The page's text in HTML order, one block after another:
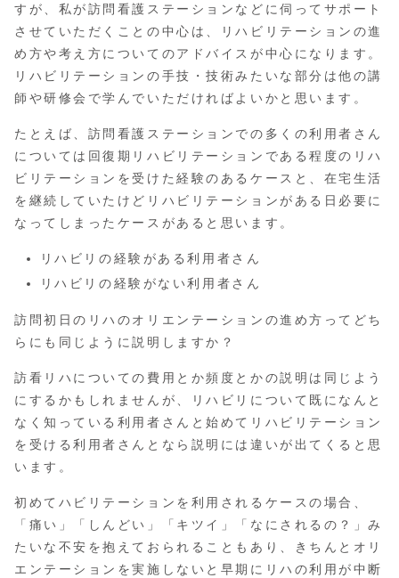
すが、私が訪問看護ステーションなどに伺ってサポート
させていただくことの中心は、リハビリテーションの進
め方や考え方についてのアドバイスが中心になります。
リハビリテーションの手技・技術みたいな部分は他の講
師や研修会で学んでいただければよいかと思います。
たとえば、訪問看護ステーションでの多くの利用者さん
については回復期リハビリテーションである程度のリハ
ビリテーションを受けた経験のあるケースと、在宅生活
を継続していたけどリハビリテーションがある日必要に
なってしまったケースがあると思います。
リハビリの経験がある利用者さん
リハビリの経験がない利用者さん
訪問初日のリハのオリエンテーションの進め方ってどち
らにも同じように説明しますか？
訪看リハについての費用とか頻度とかの説明は同じよう
にするかもしれませんが、リハビリについて既になんと
なく知っている利用者さんと始めてリハビリテーション
を受ける利用者さんとなら説明には違いが出てくると思
います。
初めてハビリテーションを利用されるケースの場合、
「痛い」「しんどい」「キツイ」「なにされるの？」み
たいな不安を抱えておられることもあり、きちんとオリ
エンテーションを実施しないと早期にリハの利用が中断